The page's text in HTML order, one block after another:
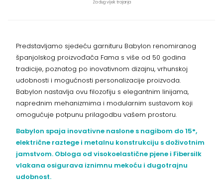
Za dug vijek trajanja
Predstavljamo sjedeću garnituru Babylon renomiranog
španjolskog proizvođača Fama s više od 50 godina
tradicije, poznatog po inovativnom dizajnu, vrhunskoj
udobnosti i mogućnosti personalizacije proizvoda.
Babylon nastavlja ovu filozofiju s elegantnim linijama,
naprednim mehanizmima i modularnim sustavom koji
omogućuje potpunu prilagodbu vašem prostoru.
Babylon spaja inovativne naslone s nagibom do 15°,
električne raztege i metalnu konstrukciju s doživotnim
jamstvom. Obloga od visokoelastične pjene i Fibersilk
vlakana osigurava iznimnu mekoću i dugotrajnu
udobnost.